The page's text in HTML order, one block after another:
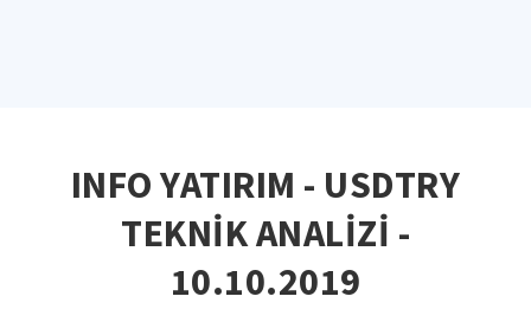
INFO YATIRIM - USDTRY
TEKNİK ANALİZİ -
10.10.2019